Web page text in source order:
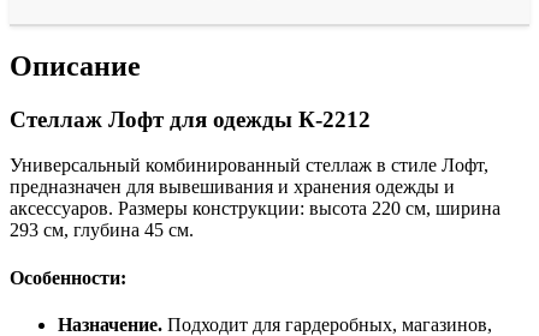
Описание
Стеллаж Лофт для одежды К-2212
Универсальный комбинированный стеллаж в стиле Лофт,
предназначен для вывешивания и хранения одежды и
аксессуаров. Размеры конструкции: высота 220 см, ширина
293 см, глубина 45 см.
Особенности:
Назначение. Подходит для гардеробных, магазинов,